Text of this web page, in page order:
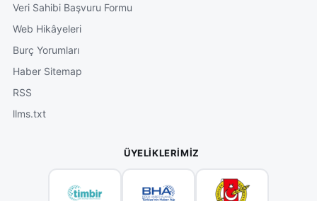
Veri Sahibi Başvuru Formu
Web Hikâyeleri
Burç Yorumları
Haber Sitemap
RSS
llms.txt
ÜYELIKLERIMIZ